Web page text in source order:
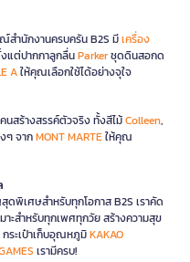
สำนักงานครบครัน B2S มีเครื่อง
แต่ปากกาลูกลื่นParkerชุดดินสอกด
Aให้คุณเลือกใช้ได้อย่างจุใจ
นสร้างสรรค์ตัวจริง ทั้งสีไม้Colleen,
ๆ จากMONT MARTEให้คุณ
พิเศษสำหรับทุกโอกาส B2S เราคัด
าะสำหรับทุกเพศทุกวัย สร้างความสุข
ระเป๋าเก็บอุณหภูมิKAKAO
เรามีครบ!